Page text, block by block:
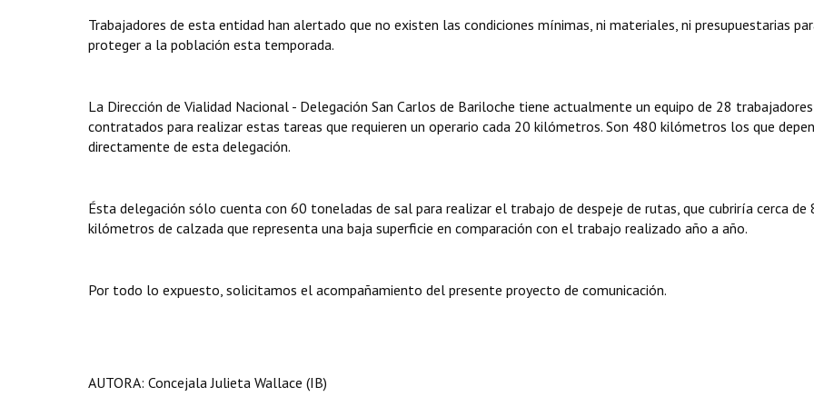
Trabajadores de esta entidad han alertado que no existen las condiciones mínimas, ni materiales, ni presupuestarias
proteger a la población esta temporada.
La Dirección de Vialidad Nacional - Delegación San Carlos de Bariloche tiene actualmente un equipo de 28 trabajadores
contratados para realizar estas tareas que requieren un operario cada 20 kilómetros. Son 480 kilómetros los que
directamente de esta delegación.
Ésta delegación sólo cuenta con 60 toneladas de sal para realizar el trabajo de despeje de rutas, que cubriría cerca de
kilómetros de calzada que representa una baja superficie en comparación con el trabajo realizado año a año.
Por todo lo expuesto, solicitamos el acompañamiento del presente proyecto de comunicación.
AUTORA: Concejala Julieta Wallace (IB)